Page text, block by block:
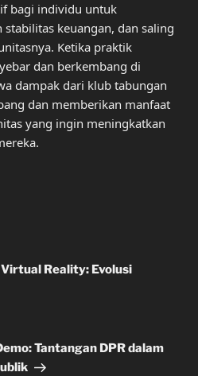
bagi individu untuk
keuangan, dan saling
Ketika praktik
dan berkembang di
dampak dari klub tabungan
dan memberikan manfaat
yang ingin meningkatkan
Reality: Evolusi
Tantangan DPR dalam